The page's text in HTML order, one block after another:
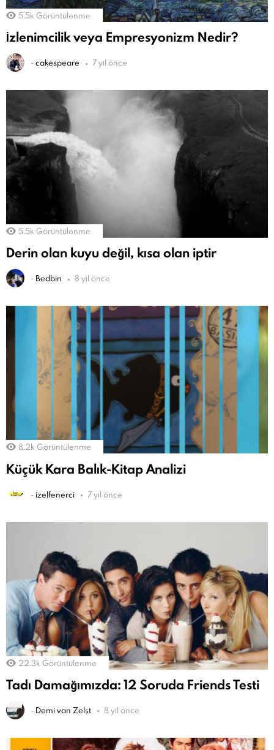
5.5k Görüntülenme
İzlenimcilik veya Empresyonizm Nedir?
-cakespeare 7 yıl önce
5.5k Görüntülenme
Derin olan kuyu değil, kısa olan iptir
- Bedbin 8 yıl önce
8.2k Görüntülenme
Küçük Kara Balık-Kitap Analizi
- izelfenerci 7 yıl önce
22.3k Görüntülenme
Tadı Damağımızda: 12 Soruda Friends Testi
- Demi van Zelst 8 yıl önce